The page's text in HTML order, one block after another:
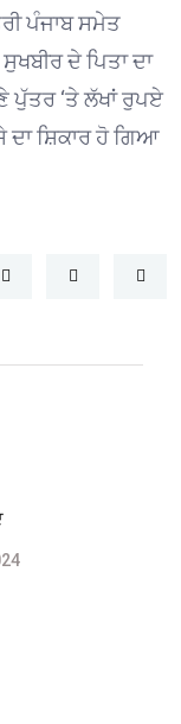
ਪੰਜਾਬ ਸਮੇਤ
ਦੇ ਪਿਤਾ ਦਾ
‘ਤੇ ਲੱਖਾਂ ਰੁਪਏ
ਸ਼ਿਕਾਰ ਹੋ ਗਿਆ